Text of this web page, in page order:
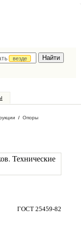
везде
/ Опоры
Технические
ГОСТ 25459-82